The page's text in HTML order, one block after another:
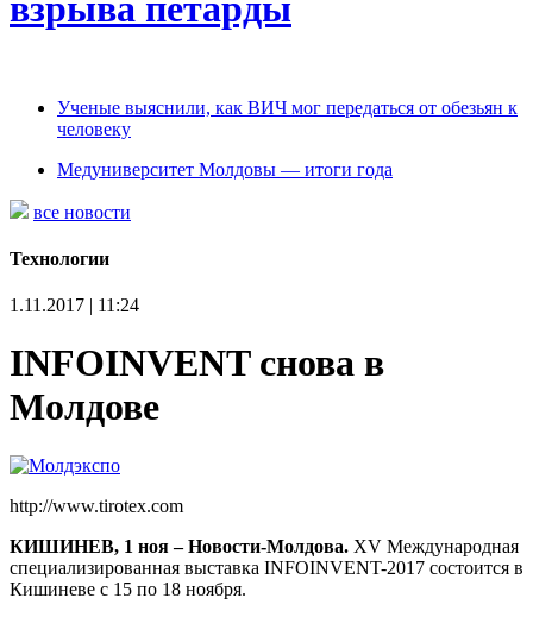
Ученые выяснили, как ВИЧ мог передаться от обезьян к
человеку
Медуниверситет Молдовы — итоги года
все новости
Технологии
1.11.2017 | 11:24
INFOINVENT снова в
Молдове
http://www.tirotex.com
КИШИНЕВ, 1 ноя – Новости-Молдова. XV Международная
специализированная выставка INFOINVENT-2017 состоится в
Кишиневе с 15 по 18 ноября.